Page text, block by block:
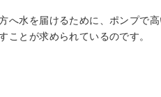
水を届けるために、ポンプで
ことが求められているのです。